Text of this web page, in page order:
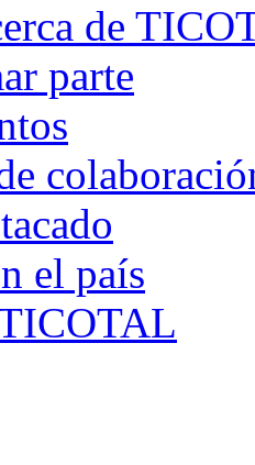
de
parte
el país